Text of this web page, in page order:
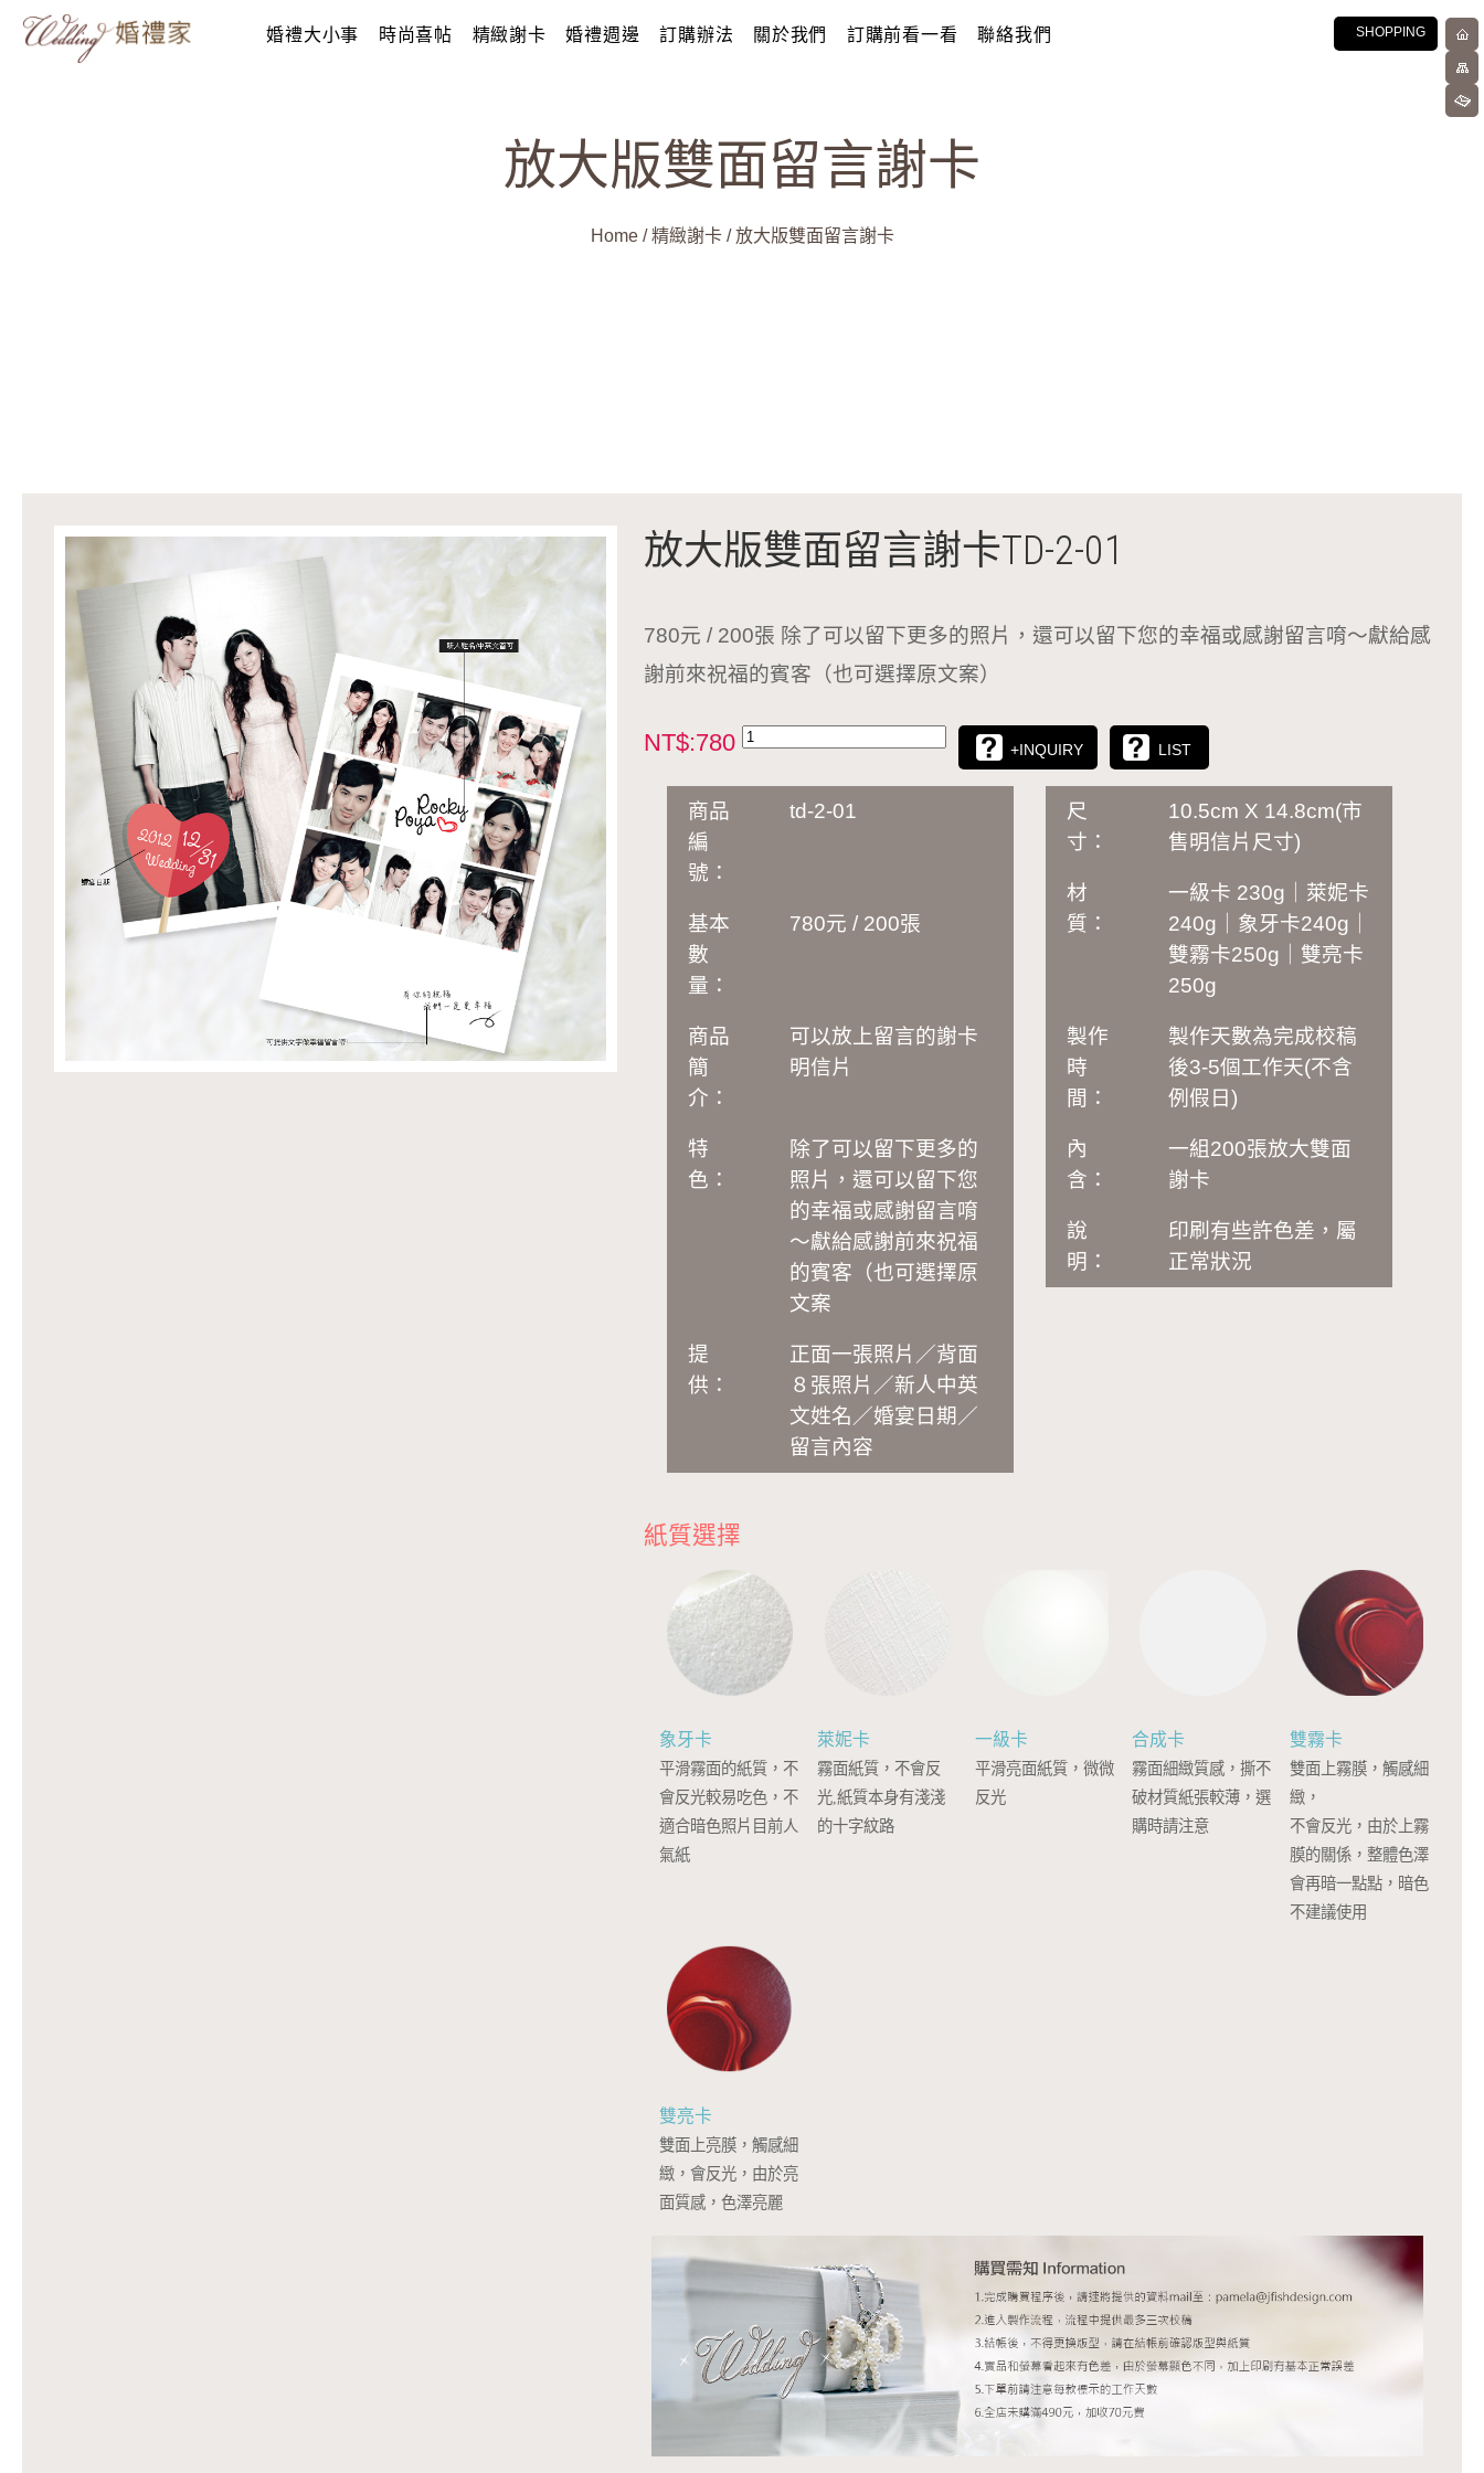
SHOPPING
婚禮大小事 時尚喜帖 精緻謝卡 婚禮週邊 訂購辦法 關於我們 訂購前看一看 聯絡我們
放大版雙面留言謝卡
Home/精緻謝卡/放大版雙面留言謝卡
放大版雙面留言謝卡TD-2-01
780元 / 200張 除了可以留下更多的照片，還可以留下您的幸福或感謝留言唷～獻給感
謝前來祝福的賓客（也可選擇原文案）
NT$:780 +INQUIRY LIST
商品
編
號：
td-2-01
基本
數
量：
780元 / 200張
商品
簡
介：
可以放上留言的謝卡
明信片
特
色：
除了可以留下更多的
照片，還可以留下您
的幸福或感謝留言唷
～獻給感謝前來祝福
的賓客（也可選擇原
文案
提
供：
正面一張照片／背面
８張照片／新人中英
文姓名／婚宴日期／
留言內容
尺
寸：
10.5cm X 14.8cm(市
售明信片尺寸)
材
質：
一級卡 230g｜萊妮卡
240g｜象牙卡240g｜
雙霧卡250g｜雙亮卡
250g
製作
時
間：
製作天數為完成校稿
後3-5個工作天(不含
例假日)
內
含：
一組200張放大雙面
謝卡
說
明：
印刷有些許色差，屬
正常狀況
紙質選擇
象牙卡
平滑霧面的紙質，不
會反光較易吃色，不
適合暗色照片目前人
氣紙
萊妮卡
霧面紙質，不會反
光,紙質本身有淺淺
的十字紋路
一級卡
平滑亮面紙質，微微
反光
合成卡
霧面細緻質感，撕不
破材質紙張較薄，選
購時請注意
雙霧卡
雙面上霧膜，觸感細
緻，
不會反光，由於上霧
膜的關係，整體色澤
會再暗一點點，暗色
不建議使用
雙亮卡
雙面上亮膜，觸感細
緻，會反光，由於亮
面質感，色澤亮麗